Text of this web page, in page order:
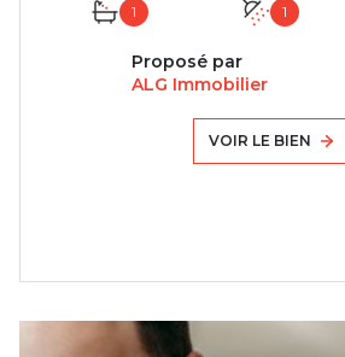
1 1
Proposé par
ALG Immobilier
VOIR LE BIEN